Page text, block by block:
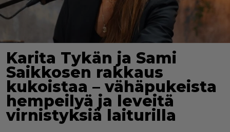
Karita Tykän ja Sami
Saikkosen rakkaus
kukoistaa – vähäpukeista
hempeilyä ja leveitä
virnistyksiä laiturilla